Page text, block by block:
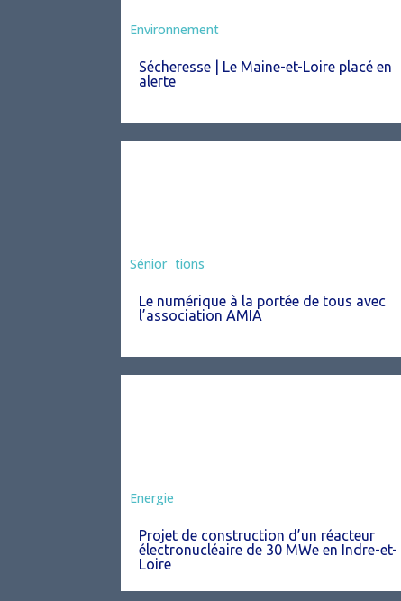
Environnement
Sécheresse | Le Maine-et-Loire placé en
alerte
Associations
Sénior
Le numérique à la portée de tous avec
l’association AMIA
Energie
Projet de construction d’un réacteur
électronucléaire de 30 MWe en Indre-et-
Loire